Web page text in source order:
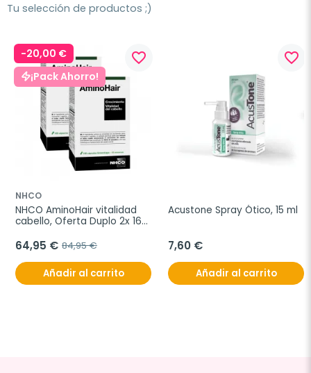
Tu selección de productos ;)
-20,00 €
¡Pack Ahorro!
favorite_border
NHCO
NHCO AminoHair vitalidad
cabello, Oferta Duplo 2x 168
64,95 € 84,95 €
Añadir al carrito
favorite_border
Acustone Spray Ótico, 15 ml
7,60 €
Añadir al carrito